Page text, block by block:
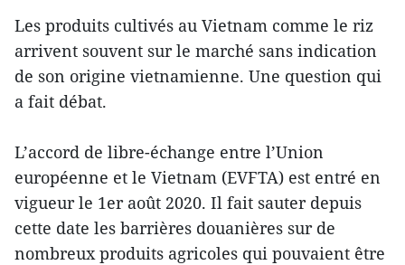
Les produits cultivés au Vietnam comme le riz
arrivent souvent sur le marché sans indication
de son origine vietnamienne. Une question qui
a fait débat.
L’accord de libre-échange entre l’Union
européenne et le Vietnam (EVFTA) est entré en
vigueur le 1er août 2020. Il fait sauter depuis
cette date les barrières douanières sur de
nombreux produits agricoles qui pouvaient être